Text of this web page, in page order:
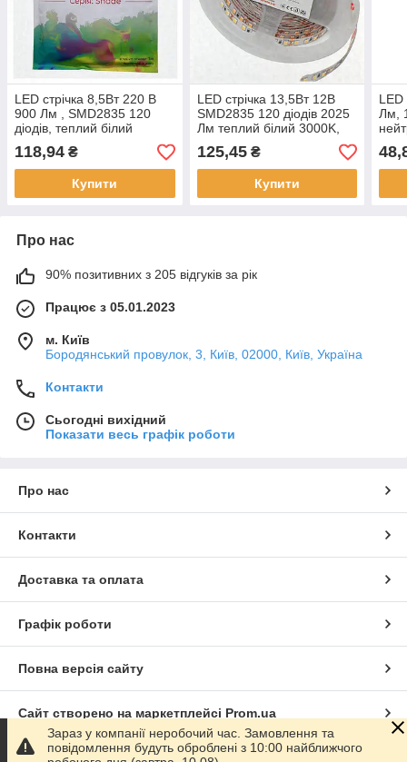
LED стрічка 8,5Вт 220 В
900 Лм , SMD2835 120
діодів, теплий білий
гарантія 2 роки, Electro
House, Якість
118,94 ₴
Купити
LED стрічка 13,5Вт 12В
SMD2835 120 діодів 2025
Лм теплий білий 3000K,
серія Architect, гарантія 3
роки, Electro House, Якість
125,45₴
Купити
LED
Лм,
Про нас
90% позитивних з 205 відгуків за рік
Працює з 05.01.2023
м. Київ
Бородянський провулок, 3, Київ, 02000, Київ, Україна
Контакти
Сьогодні вихідний
Показати весь графік роботи
Про нас
Контакти
Доставка та оплата
Графік роботи
Повна версія сайту
Сайт створено на маркетплейсі Prom.ua
Політика конфіденційності
Зараз у компанії неробочий час. Замовлення та
повідомлення будуть оброблені з 10:00 найближчого